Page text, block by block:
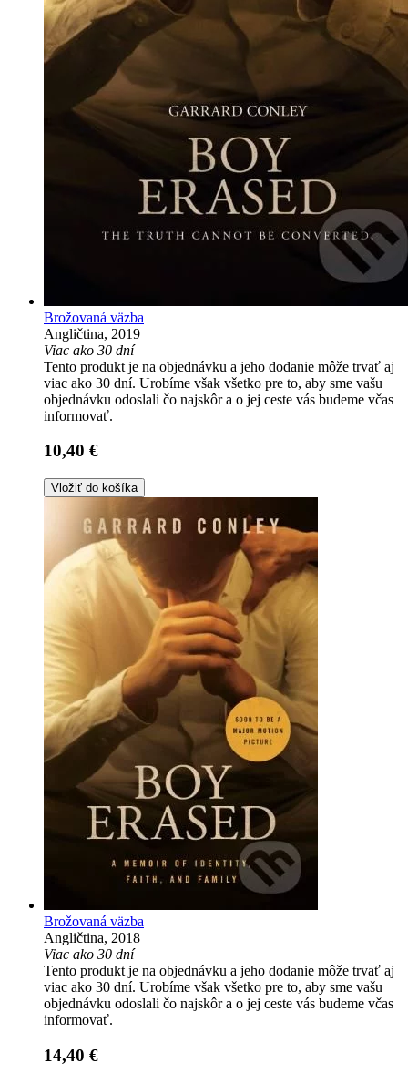
Brožovaná väzba
Angličtina, 2019
Viac ako 30 dní
Tento produkt je na objednávku a jeho dodanie môže trvať aj
viac ako 30 dní. Urobíme však všetko pre to, aby sme vašu
objednávku odoslali čo najskôr a o jej ceste vás budeme včas
informovať.
10,40 €
Vložiť do košíka
Brožovaná väzba
Angličtina, 2018
Viac ako 30 dní
Tento produkt je na objednávku a jeho dodanie môže trvať aj
viac ako 30 dní. Urobíme však všetko pre to, aby sme vašu
objednávku odoslali čo najskôr a o jej ceste vás budeme včas
informovať.
14,40 €